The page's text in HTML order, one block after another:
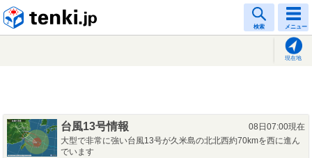
検索 メニュー
現在地
台風13号情報
08日07:00現在
大型で非常に強い台風13号が久米島の北北西約70kmを西に進ん
でいます